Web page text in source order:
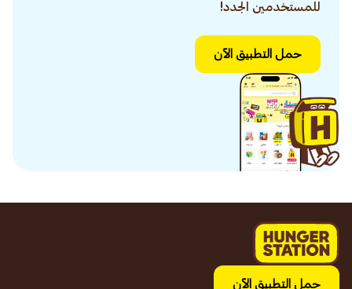
للمستخدمين الجدد!
حمل التطبيق الآن
حمل التطبيق الآن